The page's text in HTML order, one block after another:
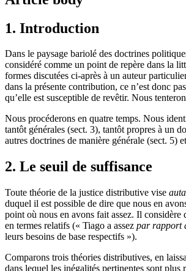
1. Introduction
Dans le paysage bariolé des doctrines
considéré comme un point de repère dans la
formes discutées ci-après à un auteur
dans la présente contribution, ce n’est donc
qu’elle est susceptible de revêtir. Nous
Nous procéderons en quatre temps. Nous
tantôt générales (sect. 3), tantôt propres à un
autres doctrines de manière générale (sect. 5)
2. Le seuil de suffisance
Toute théorie de la justice distributive vise
duquel il est possible de dire que nous en
point où nous en avons fait assez. Il
en termes relatifs (« Tiago a assez par rapport
leurs besoins de base respectifs »).
Comparons trois théories distributives, en
dans lequel les inégalités pertinentes sont plus